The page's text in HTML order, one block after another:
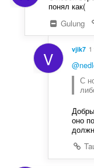
понял как(
Gulung
V vjik7
С
оно